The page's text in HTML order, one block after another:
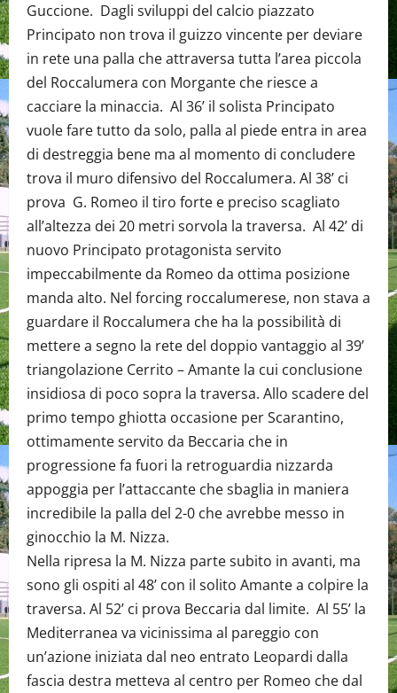
Guccione. Dagli sviluppi del calcio piazzato
Principato non trova il guizzo vincente per deviare
in rete una palla che attraversa tutta l’area piccola
del Roccalumera con Morgante che riesce a
cacciare la minaccia. Al 36’ il solista Principato
vuole fare tutto da solo, palla al piede entra in area
di destreggia bene ma al momento di concludere
trova il muro difensivo del Roccalumera. Al 38’ ci
prova G. Romeo il tiro forte e preciso scagliato
all’altezza dei 20 metri sorvola la traversa. Al 42’ di
nuovo Principato protagonista servito
impeccabilmente da Romeo da ottima posizione
manda alto. Nel forcing roccalumerese, non stava a
guardare il Roccalumera che ha la possibilità di
mettere a segno la rete del doppio vantaggio al 39’
triangolazione Cerrito – Amante la cui conclusione
insidiosa di poco sopra la traversa. Allo scadere del
primo tempo ghiotta occasione per Scarantino,
ottimamente servito da Beccaria che in
progressione fa fuori la retroguardia nizzarda
appoggia per l’attaccante che sbaglia in maniera
incredibile la palla del 2-0 che avrebbe messo in
ginocchio la M. Nizza.
Nella ripresa la M. Nizza parte subito in avanti, ma
sono gli ospiti al 48’ con il solito Amante a colpire la
traversa. Al 52’ ci prova Beccaria dal limite. Al 55’ la
Mediterranea va vicinissima al pareggio con
un’azione iniziata dal neo entrato Leopardi dalla
fascia destra metteva al centro per Romeo che dal